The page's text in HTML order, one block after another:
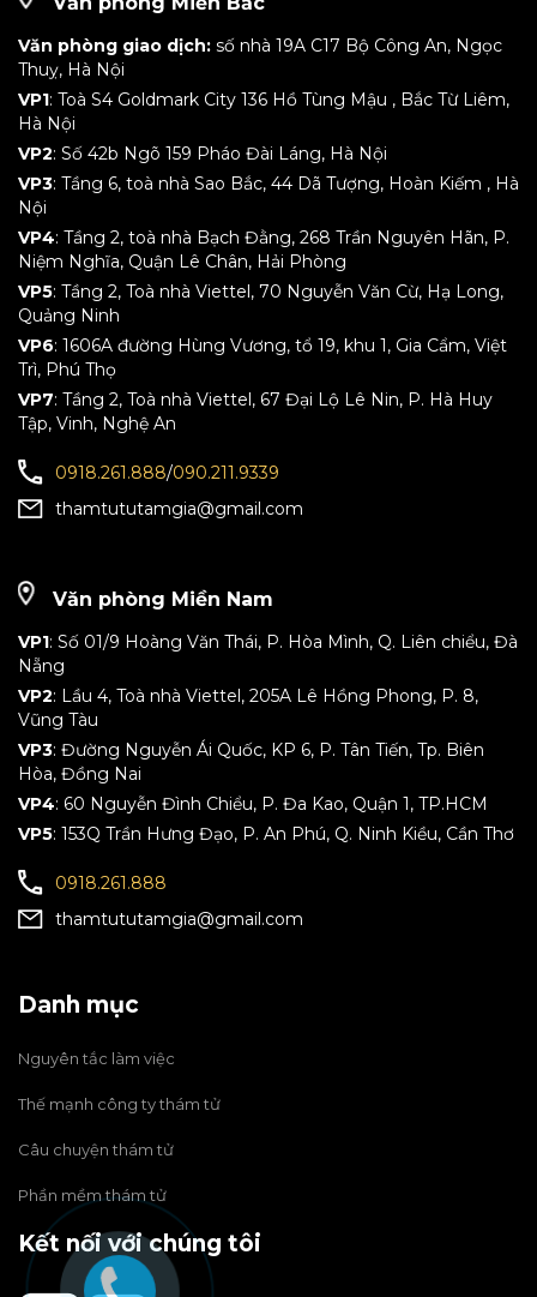
Văn phòng giao dịch: số nhà 19A C17 Bộ Công An, Ngọc
Thuỵ, Hà Nội
VP1: Toà S4 Goldmark City 136 Hồ Tùng Mậu , Bắc Từ Liêm,
Hà Nội
VP2: Số 42b Ngõ 159 Pháo Đài Láng, Hà Nội
VP3: Tầng 6, toà nhà Sao Bắc, 44 Dã Tượng, Hoàn Kiếm , Hà
Nội
VP4: Tầng 2, toà nhà Bạch Đằng, 268 Trần Nguyên Hãn, P.
Niệm Nghĩa, Quận Lê Chân, Hải Phòng
VP5: Tầng 2, Toà nhà Viettel, 70 Nguyễn Văn Cừ, Hạ Long,
Quảng Ninh
VP6: 1606A đường Hùng Vương, tổ 19, khu 1, Gia Cẩm, Việt
Trì, Phú Thọ
VP7: Tầng 2, Toà nhà Viettel, 67 Đại Lộ Lê Nin, P. Hà Huy
Tập, Vinh, Nghệ An
0918.261.888/090.211.9339
thamtututamgia@gmail.com
Văn phòng Miền Nam
VP1: Số 01/9 Hoàng Văn Thái, P. Hòa Mình, Q. Liên chiểu, Đà
Nẵng
VP2: Lầu 4, Toà nhà Viettel, 205A Lê Hồng Phong, P. 8,
Vũng Tàu
VP3: Đường Nguyễn Ái Quốc, KP 6, P. Tân Tiến, Tp. Biên
Hòa, Đồng Nai
VP4: 60 Nguyễn Đình Chiểu, P. Đa Kao, Quận 1, TP.HCM
VP5: 153Q Trần Hưng Đạo, P. An Phú, Q. Ninh Kiều, Cần Thơ
0918.261.888
thamtututamgia@gmail.com
Danh mục
Nguyên tắc làm việc
Thế mạnh công ty thám tử
Câu chuyện thám tử
Phần mềm thám tử
Kết nối với chúng tôi